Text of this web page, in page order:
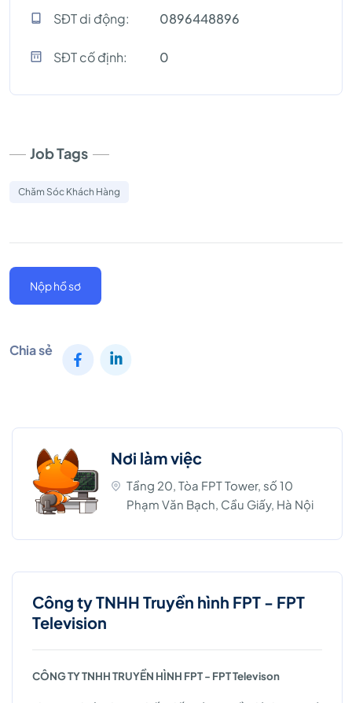
SĐT di động: 0896448896
SĐT cố định: 0
Job Tags
Chăm Sóc Khách Hàng
Nộp hồ sơ
Chia sẻ
Nơi làm việc
Tầng 20, Tòa FPT Tower, số 10
Phạm Văn Bạch, Cầu Giấy, Hà Nội
Công ty TNHH Truyền hình FPT - FPT
Television
CÔNG TY TNHH TRUYỀN HÌNH FPT - FPT Televison